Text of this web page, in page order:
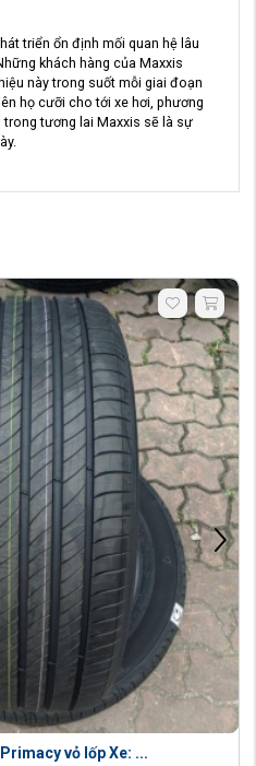
triển ổn định mối quan hệ lâu
khách hàng của Maxxis
này trong suốt mỗi giai đoạn
họ cưỡi cho tới xe hơi, phương
trong tương lai Maxxis sẽ là sự
vỏ lốp Xe: ...